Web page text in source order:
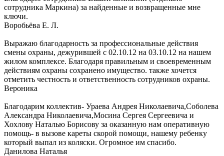
сотрудника Маркина) за найденные и возвращенные мне
ключи.
Воробьёва Е. Л.
Выражаю благодарность за профессиональные действия
смены охраны, дежурившей с 02.10.12 на 03.10.12 на нашем
жилом комплексе. Благодаря правильным и своевременным
действиям охраны сохранено имущество. также хочется
отметить честность и ответственность сотрудников охраны.
Вероника
Благодарим коллектив- Ураева Андрея Николаевича,Соболева
Александра Николаевича,Мосина Сергея Сергеевича и
Хохлову Наталью Борисову за оказанную нам оперативную
помощь- в вызове кареты скорой помощи, нашему ребенку
который выпал из коляски. Огромное им спасибо.
Данилова Наталья